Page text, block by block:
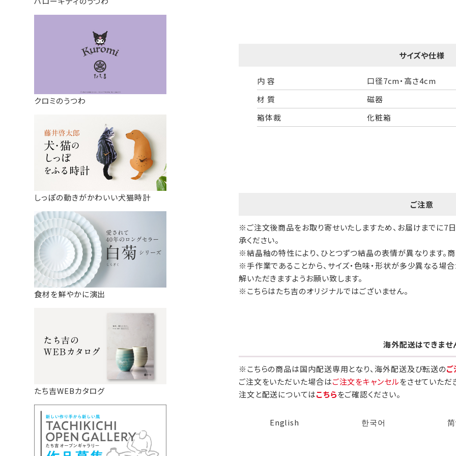
クロミのうつわ
しっぽの動きがかわいい犬猫時計
食材を鮮やかに演出
たち吉WEBカタログ
段ボールの上から熨斗紙・包装紙をか
ける簡易包装（天掛け包装）です。
は、ギフト袋にお入れいたします。
手提袋はお付けできません。
A:京名所 袋
サイズ
高さ
32.5cm
サイズや仕様
内 容
口径7cm・高さ4cm
材 質
磁器
箱体裁
化粧箱
ご注意
※ご注文後商品をお取り寄せいたしますため、お届けまでに7
承ください。
※結晶釉の特性により、ひとつずつ結晶の表情が異なります。
※手作業であることから、サイズ・色味・形状が多少異なる場合
解いただきますようお願い致します。
※こちらはたち吉のオリジナルではございません。
海外配送はできませ
※こちらの商品は国内配送専用となり、海外配送及び転送のご
ご注文をいただいた場合はご注文をキャンセルをさせていただ
注文と配送についてはこちらをご確認ください。
English 한국어